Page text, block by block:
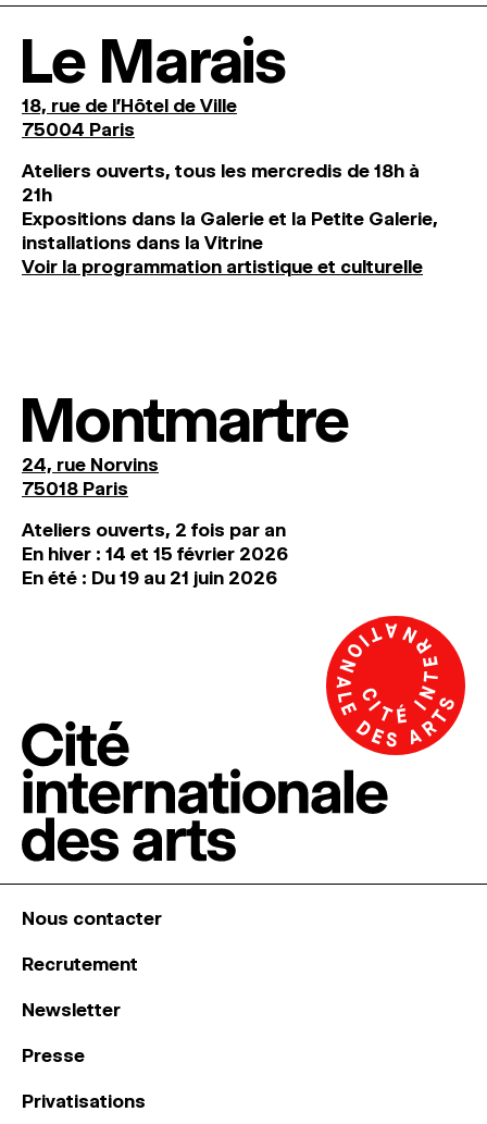
Le Marais
18, rue de l'Hôtel de Ville
75004 Paris
Ateliers ouverts, tous les mercredis de 18h à
21h
Expositions dans la Galerie et la Petite Galerie,
installations dans la Vitrine
Voir la programmation artistique et culturelle
Montmartre
24, rue Norvins
75018 Paris
Ateliers ouverts, 2 fois par an
En hiver : 14 et 15 février 2026
En été : Du 19 au 21 juin 2026
Nous contacter
Recrutement
Newsletter
Presse
Privatisations